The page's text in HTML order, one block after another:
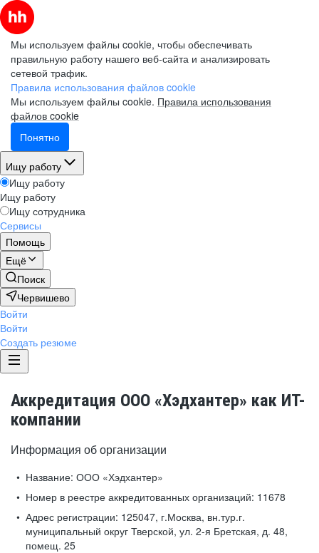
Мы используем файлы cookie, чтобы обеспечивать
правильную работу нашего веб-сайта и анализировать
сетевой трафик.
Правила использования файлов cookie
Мы используем файлы cookie. Правила использования
файлов cookie
Понятно
Ищу работу
Ищу работу
Ищу работу
Ищу сотрудника
Сервисы
Помощь
Ещё
Поиск
Червишево
Войти
Войти
Создать резюме
Аккредитация ООО «Хэдхантер» как ИТ-
компании
Информация об организации
Название: ООО «Хэдхантер»
Номер в реестре аккредитованных организаций: 11678
Адрес регистрации: 125047, г.Москва, вн.тур.г.
муниципальный округ Тверской, ул. 2-я Бретская, д. 48,
помещ. 25